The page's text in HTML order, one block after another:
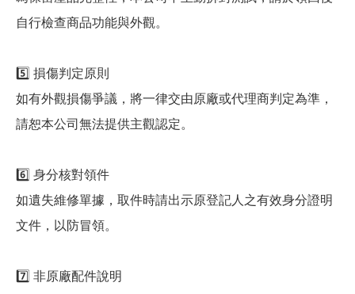
自行檢查商品功能與外觀。
5️⃣ 損傷判定原則
如有外觀損傷爭議，將一律交由原廠或代理商判定為準，
請恕本公司無法提供主觀認定。
6️⃣ 身分核對領件
如遺失維修單據，取件時請出示原登記人之有效身分證明
文件，以防冒領。
7️⃣ 非原廠配件說明